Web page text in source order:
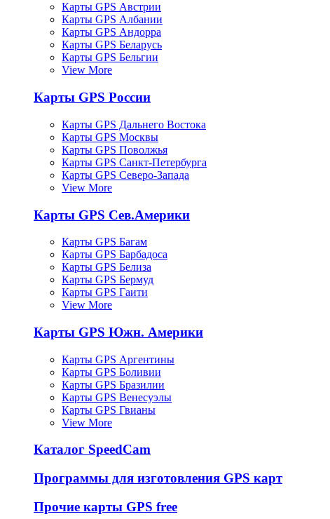
Карты GPS Австрии
Карты GPS Албании
Карты GPS Андорра
Карты GPS Беларусь
Карты GPS Бельгии
View More
Карты GPS России
Карты GPS Дальнего Востока
Карты GPS Москвы
Карты GPS Поволжья
Карты GPS Санкт-Петербурга
Карты GPS Северо-Запада
View More
Карты GPS Сев.Америки
Карты GPS Багам
Карты GPS Барбадоса
Карты GPS Белиза
Карты GPS Бермуд
Карты GPS Гаити
View More
Карты GPS Южн. Америки
Карты GPS Аргентины
Карты GPS Боливии
Карты GPS Бразилии
Карты GPS Венесуэлы
Карты GPS Гвианы
View More
Каталог SpeedCam
Программы для изготовления GPS карт
Прочие карты GPS free